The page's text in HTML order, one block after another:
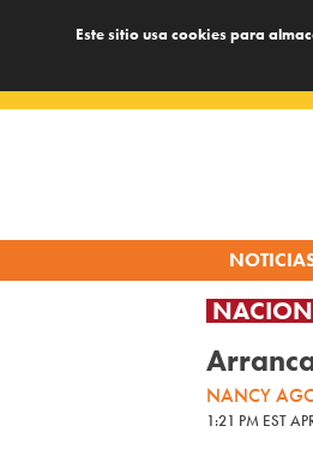
Este sitio usa cookies para
NANCY
1:21 PM EST